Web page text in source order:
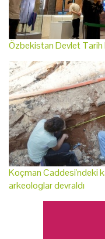
Özbekistan Devlet Tarih
Koçman Caddesi'ndeki
arkeologlar devraldı